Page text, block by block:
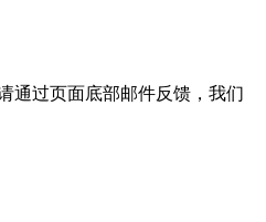
通过页面底部邮件反馈，我们